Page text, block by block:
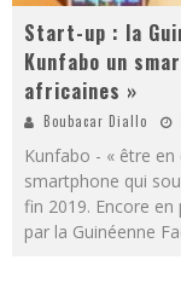
Start-up : la
Kunfabo un
africaines »
Boubacar Diallo
Kunfabo - « être
smartphone qui
fin 2019. Encore
par la Guinéenne